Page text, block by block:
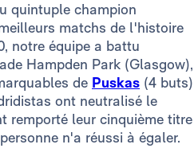
quintuple champion
matchs de l'histoire
notre équipe a battu
Hampden Park (Glasgow),
de Puskas (4 buts)
ont neutralisé le
remporté leur cinquième titre
n'a réussi à égaler.